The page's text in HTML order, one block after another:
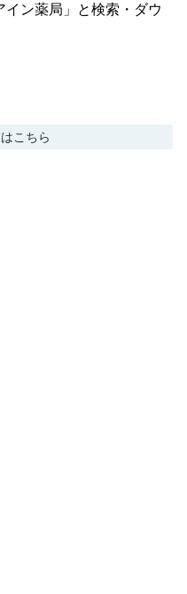
ン薬局」と検索・ダウ
こちら